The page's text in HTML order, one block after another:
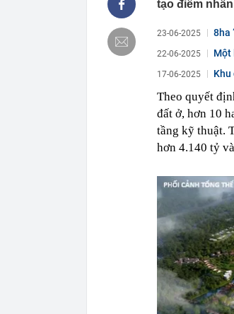
tạo điểm
23-06-2025 8ha
22-06-2025 Một
17-06-2025 Khu
Theo quyết
đất ở, hơn 10
tầng kỹ thuật.
hơn 4.140 tỷ